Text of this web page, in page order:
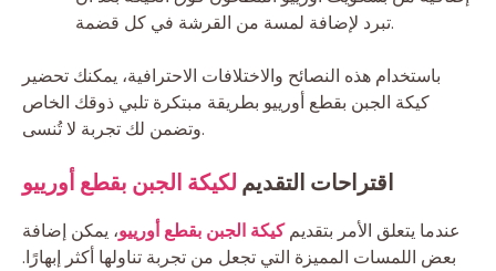
تبرد لإضافة لمسة من القرشة في كل قضمة.
باستخدام هذه النصائح والاختلافات الاحترافية، يمكنك تحضير
كيكة الجبن بقطع أورييو بطريقة مبتكرة تلبي ذوقك الخاص
وتضمن لك تجربة لا تُنسى.
اقتراحات التقديم لكيكة الجبن بقطع أورييو
عندما يتعلق الأمر بتقديمكيكة الجبن بقطع أورييو، يمكن إضافة
بعض اللمسات المميزة التي تجعل من تجربة تناولها أكثر إبهارًا.